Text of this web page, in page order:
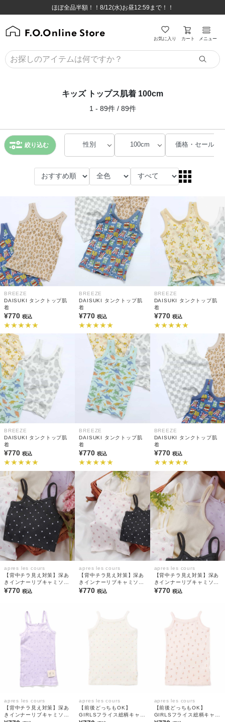
8,800円(税込)以上のお買い物で送料無料♪
ほぼ全品半額！！8/12(水)お昼12:59まで！！
8,800円(税込)以上のお買い物で送料無料♪
ほぼ全品半額！！8/12(水)お昼12:59まで！！
お気に入り カート メニュー
キッズ トップス肌着 100cm
1 - 89件 / 89件
絞り込む 性別 100cm 価格・セール
BREEZE
DAISUKI タンクトップ肌
着
¥770 税込
BREEZE
DAISUKI タンクトップ肌
着
¥770税込
BREEZE
DAISUKI タンクトップ肌
着
¥770 税込
BREEZE
DAISUKI タンクトップ肌
着
¥770 税込
BREEZE
DAISUKI タンクトップ肌
着
¥770税込
BREEZE
DAISUKI タンクトップ肌
着
¥770 税込
apres les cours
【背中チラ見え対策】深あ
きインナーリブキャミソー
ル(綿100%)
¥770 税込
apres les cours
【背中チラ見え対策】深あ
きインナーリブキャミソー
ル(綿100%)
¥770税込
apres les cours
【背中チラ見え対策】深あ
きインナーリブキャミソー
ル(綿100%)
¥770 税込
apres les cours
【背中チラ見え対策】深あ
きインナーリブキャミソー
apres les cours
【前後どっちもOK】
GIRLSフライス総柄キャミ
apres les cours
【前後どっちもOK】
GIRLSフライス総柄キャミ